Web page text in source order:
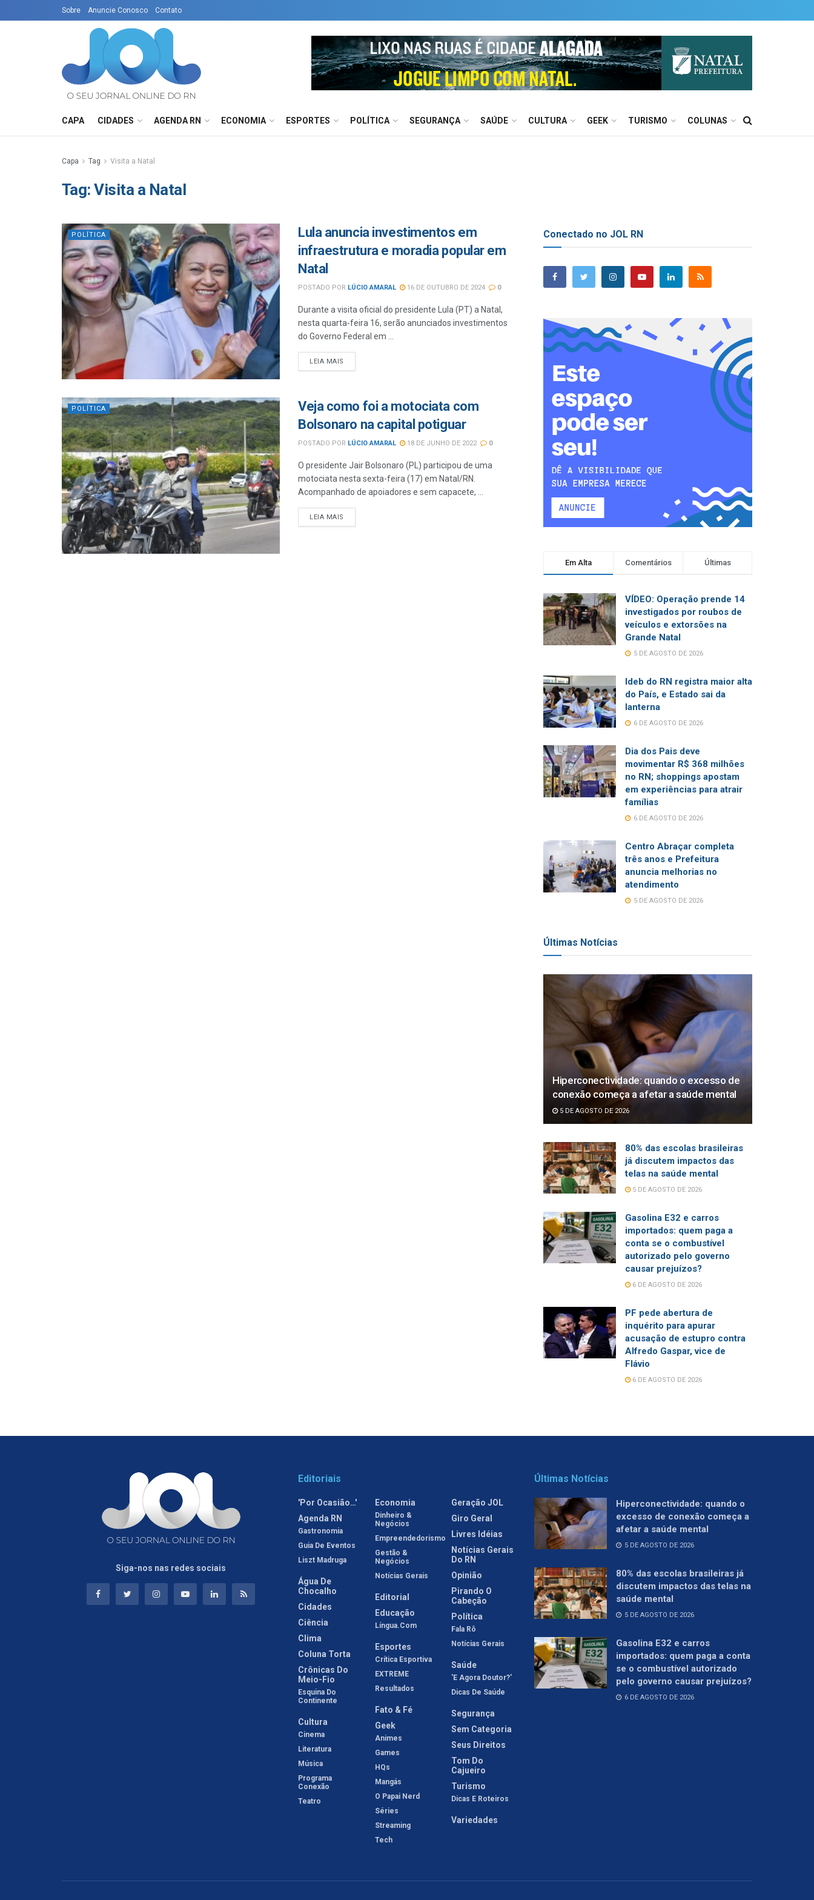
Sobre Anuncie Conosco Contato
CAPA CIDADES AGENDA RN ECONOMIA ESPORTES POLÍTICA SEGURANÇA SAÚDE CULTURA GEEK TURISMO COLUNAS
Capa Tag Visita a Natal
Tag:Visita a Natal
POLÍTICA
Lula anuncia investimentos em
infraestrutura e moradia popular em
Natal
POSTADO POR LÚCIO AMARAL 16 DE OUTUBRO DE 2024 0
Durante a visita oficial do presidente Lula (PT) a Natal,
nesta quarta-feira 16, serão anunciados investimentos
do Governo Federal em ...
LEIA MAIS
POLÍTICA
Veja como foi a motociata com
Bolsonaro na capital potiguar
POSTADO POR LÚCIO AMARAL 18 DE JUNHO DE 2022 0
O presidente Jair Bolsonaro (PL) participou de uma
motociata nesta sexta-feira (17) em Natal/RN.
Acompanhado de apoiadores e sem capacete, ...
LEIA MAIS
Conectado no JOL RN
Em Alta Comentários Últimas
VÍDEO: Operação prende 14
investigados por roubos de
veículos e extorsões na
Grande Natal
5 DE AGOSTO DE 2026
Ideb do RN registra maior alta
do País, e Estado sai da
lanterna
6 DE AGOSTO DE 2026
Dia dos Pais deve
movimentar R$ 368 milhões
no RN; shoppings apostam
em experiências para atrair
famílias
6 DE AGOSTO DE 2026
Centro Abraçar completa
três anos e Prefeitura
anuncia melhorias no
atendimento
5 DE AGOSTO DE 2026
Últimas Notícias
Hiperconectividade: quando o excesso de
conexão começa a afetar a saúde mental
5 DE AGOSTO DE 2026
80% das escolas brasileiras
já discutem impactos das
telas na saúde mental
5 DE AGOSTO DE 2026
Gasolina E32 e carros
importados: quem paga a
conta se o combustível
autorizado pelo governo
causar prejuízos?
6 DE AGOSTO DE 2026
PF pede abertura de
inquérito para apurar
acusação de estupro contra
Alfredo Gaspar, vice de
Flávio
6 DE AGOSTO DE 2026
Siga-nos nas redes sociais
Editoriais
'Por Ocasião…'
Agenda RN
Gastronomia
Guia De Eventos
Liszt Madruga
Água De
Chocalho
Cidades
Ciência
Clima
Coluna Torta
Crônicas Do
Meio-Fio
Esquina Do
Continente
Cultura
Cinema
Literatura
Música
Programa
Conexão
Teatro
Economia
Dinheiro &
Negócios
Empreendedorismo
Gestão &
Negócios
Notícias Gerais
Editorial
Educação
Língua.com
Esportes
Crítica Esportiva
EXTREME
Resultados
Fato & Fé
Geek
Animes
Games
HQs
Mangás
O Papai Nerd
Séries
Streaming
Tech
Geração JOL
Giro Geral
Livres Idéias
Notícias Gerais
Do RN
Opinião
Pirando O
Cabeção
Política
Fala Rô
Notícias Gerais
Saúde
'E Agora Doutor?'
Dicas De Saúde
Segurança
Sem Categoria
Seus Direitos
Tom Do
Cajueiro
Turismo
Dicas E Roteiros
Variedades
Últimas Notícias
Hiperconectividade: quando o
excesso de conexão começa a
afetar a saúde mental
5 DE AGOSTO DE 2026
80% das escolas brasileiras já
discutem impactos das telas na
saúde mental
5 DE AGOSTO DE 2026
Gasolina E32 e carros
importados: quem paga a conta
se o combustível autorizado
pelo governo causar prejuízos?
6 DE AGOSTO DE 2026